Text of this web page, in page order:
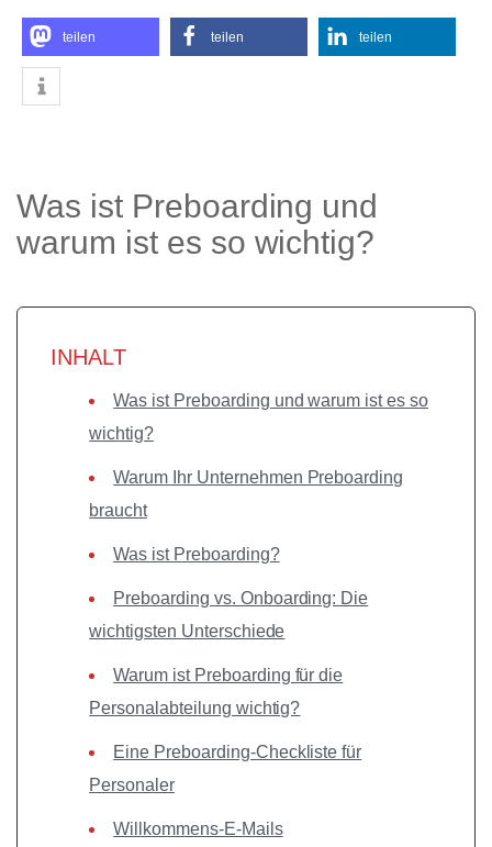
teilen teilen teilen
Was ist Preboarding und
warum ist es so wichtig?
INHALT
Was ist Preboarding und warum ist es so
wichtig?
Warum Ihr Unternehmen Preboarding
braucht
Was ist Preboarding?
Preboarding vs. Onboarding: Die
wichtigsten Unterschiede
Warum ist Preboarding für die
Personalabteilung wichtig?
Eine Preboarding-Checkliste für
Personaler
Willkommens-E-Mails